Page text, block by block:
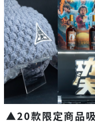
▲20款限定商品